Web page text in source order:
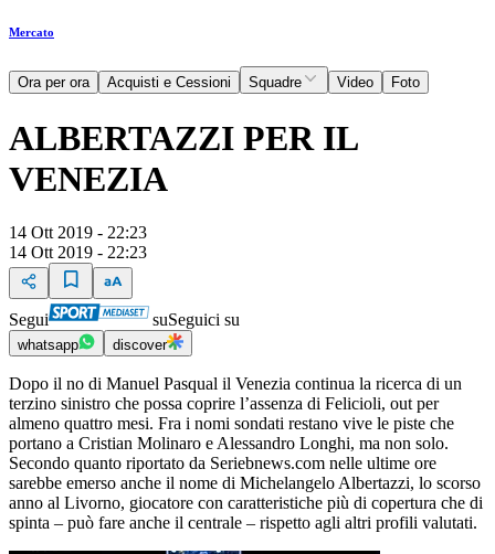
Mercato
Ora per ora Acquisti e Cessioni Squadre Video Foto
ALBERTAZZI PER IL
VENEZIA
14 Ott 2019 - 22:23
14 Ott 2019 - 22:23
Segui suSeguici su
whatsapp discover
Dopo il no di Manuel Pasqual il Venezia continua la ricerca di un
terzino sinistro che possa coprire l’assenza di Felicioli, out per
almeno quattro mesi. Fra i nomi sondati restano vive le piste che
portano a Cristian Molinaro e Alessandro Longhi, ma non solo.
Secondo quanto riportato da Seriebnews.com nelle ultime ore
sarebbe emerso anche il nome di Michelangelo Albertazzi, lo scorso
anno al Livorno, giocatore con caratteristiche più di copertura che di
spinta – può fare anche il centrale – rispetto agli altri profili valutati.